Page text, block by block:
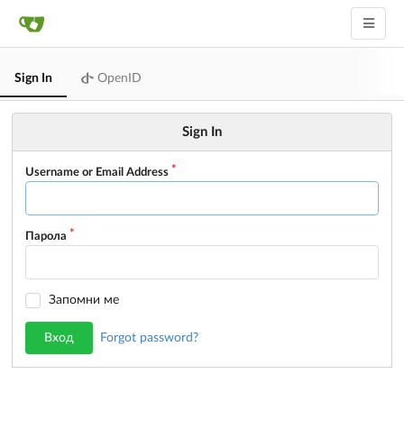
Sign In OpenID
Sign In
Username or Email Address
Парола
Запомни ме
Вход Forgot password?